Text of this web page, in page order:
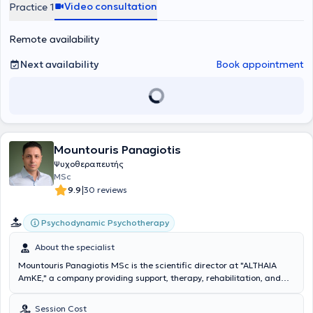
Practice 1 Video consultation
Remote availability
Next availability
Book appointment
Mountouris Panagiotis
Ψυχοθεραπευτής
MSc
9.9|30 reviews
Psychodynamic Psychotherapy
About the specialist
Mountouris Panagiotis MSc is the scientific director at "ALTHAIA
AmKE," a company providing support, therapy, rehabilitation, and
program "PSYHARGOS." He also works privately, offering services
Session Cost